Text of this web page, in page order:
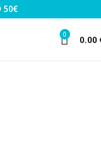
50€
0 0.00